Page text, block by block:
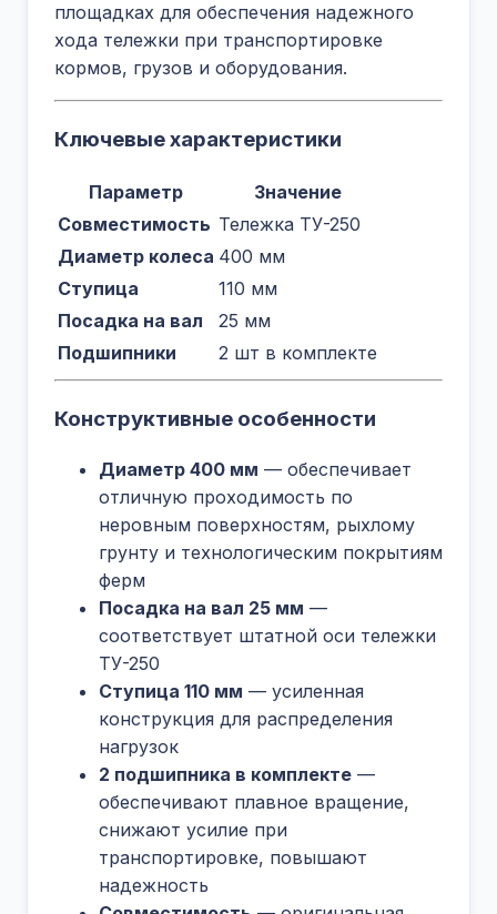
площадках для обеспечения надежного
хода тележки при транспортировке
кормов, грузов и оборудования.
Ключевые характеристики
Параметр
Значение
Совместимость Тележка ТУ-250
Диаметр колеса 400 мм
Ступица
110 мм
Посадка на вал
25 мм
Подшипники
2 шт в комплекте
Конструктивные особенности
Диаметр 400 мм — обеспечивает
отличную проходимость по
неровным поверхностям, рыхлому
грунту и технологическим покрытиям
ферм
Посадка на вал 25 мм —
соответствует штатной оси тележки
ТУ-250
Ступица 110 мм — усиленная
конструкция для распределения
нагрузок
2 подшипника в комплекте —
обеспечивают плавное вращение,
снижают усилие при
транспортировке, повышают
надежность